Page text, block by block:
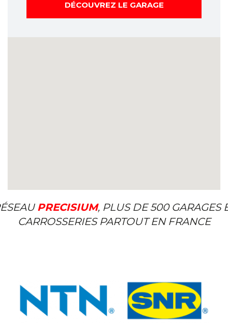
DÉCOUVREZ LE GARAGE
PRECISIUM, PLUS DE 500 GARAGES
CARROSSERIES PARTOUT EN FRANCE